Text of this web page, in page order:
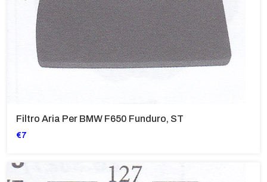
Filtro Aria Per BMW F650 Funduro, ST
€7